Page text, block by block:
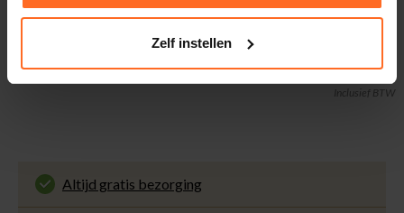
Zelf instellen
Totaalbedrag look 0,-
Inclusief BTW
Altijd gratis bezorging
En binnen 1 tot 3 werkdagen door DHL